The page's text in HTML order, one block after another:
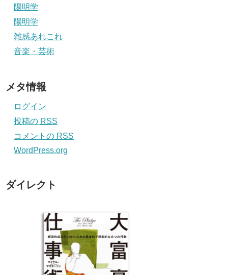
陽明学
陽明学
雑感あれこれ
音楽・芸術
メタ情報
ログイン
投稿の RSS
コメントの RSS
WordPress.org
ダイレクト